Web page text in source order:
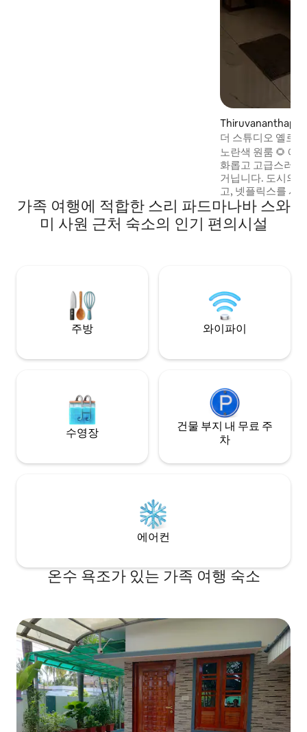
파트
더 스튜디오 옐로우
노란색 원룸 🌻 예술 작품으로 가득하고 평
화롭고 고급스러
거닙니다. 도시의 ♥️에
고, 넷플릭스를 시
시청할 수 있습니
습니다. 금연 아파트입니다! 도보 거리 내에
갈 곳이 많은 아늑
SY를 떠나겠다고
가족 여행에 적합한 스리 파드마나바 스와
미 사원 근처 숙소의 인기 편의시설
주방 와이파이
수영장
건물 부지 내 무료 주
차
에어컨
온수 욕조가 있는 가족 여행 숙소